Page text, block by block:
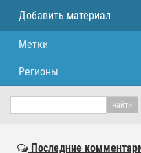
Добавить материал
Метки
Регионы
Последние